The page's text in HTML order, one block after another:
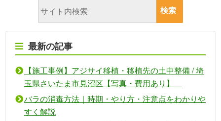
最新の記事
【施工事例】アジサイ移植・移植先の土中整備 / 埼
玉県さいたま市見沼区【写真・費用あり】
バラの消毒方法｜時期・やり方・注意点をわかりや
すく解説